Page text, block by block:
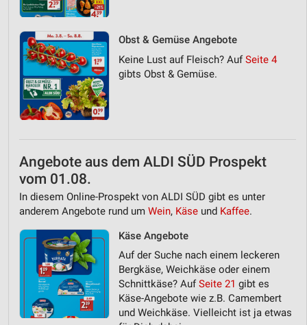
Obst & Gemüse Angebote
Keine Lust auf Fleisch? AufSeite 4
gibts Obst & Gemüse.
Angebote aus dem ALDI SÜD Prospekt
vom 01.08.
In diesem Online-Prospekt von ALDI SÜD gibt es unter
anderem Angebote rund um Wein, Käse und Kaffee.
Käse Angebote
Auf der Suche nach einem leckeren
Bergkäse, Weichkäse oder einem
Schnittkäse? AufSeite 21 gibt es
Käse-Angebote wie z.B. Camembert
und Weichkäse. Vielleicht ist ja etwas